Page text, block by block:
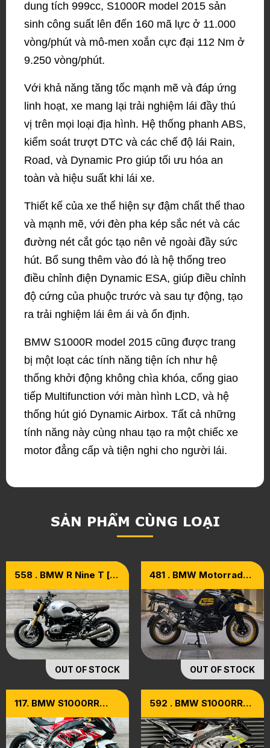
dung tích 999cc, S1000R model 2015 sản
sinh công suất lên đến 160 mã lực ở 11.000
vòng/phút và mô-men xoắn cực đại 112 Nm ở
9.250 vòng/phút.
Với khả năng tăng tốc mạnh mẽ và đáp ứng
linh hoạt, xe mang lại trải nghiệm lái đầy thú
vị trên mọi loại địa hình. Hệ thống phanh ABS,
kiểm soát trượt DTC và các chế độ lái Rain,
Road, và Dynamic Pro giúp tối ưu hóa an
toàn và hiệu suất khi lái xe.
Thiết kế của xe thể hiện sự đậm chất thể thao
và mạnh mẽ, với đèn pha kép sắc nét và các
đường nét cắt góc tạo nên vẻ ngoài đầy sức
hút. Bổ sung thêm vào đó là hệ thống treo
điều chỉnh điện Dynamic ESA, giúp điều chỉnh
độ cứng của phuộc trước và sau tự động, tạo
ra trải nghiệm lái êm ái và ổn định.
BMW S1000R model 2015 cũng được trang
bị một loạt các tính năng tiện ích như hệ
thống khởi động không chìa khóa, cổng giao
tiếp Multifunction với màn hình LCD, và hệ
thống hút gió Dynamic Airbox. Tất cả những
tính năng này cùng nhau tạo ra một chiếc xe
motor đẳng cấp và tiện nghi cho người lái.
SẢN PHẨM CÙNG LOẠI
558 . BMW R Nine T [
OUT OF STOCK
481 . BMW Motorrad
2021
OUT OF STOCK
117. BMW S1000RR
592 . BMW S1000RR